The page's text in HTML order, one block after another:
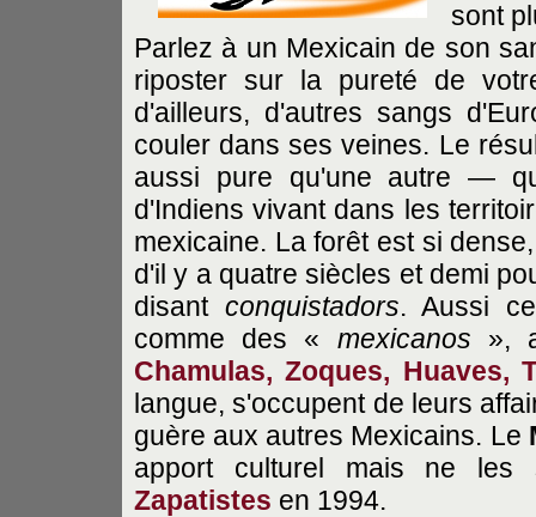
sont
Parlez à un Mexicain de son
riposter sur la pureté de
d'ailleurs, d'autres sangs
couler dans ses veines. Le
aussi pure qu'une autre —
d'Indiens vivant dans les
mexicaine. La forêt est si
d'il y a quatre siècles et demi
disant conquistadors. Aussi
comme des « mexicanos »,
Chamulas, Zoques, Huaves,
langue, s'occupent de leurs
guère aux autres Mexicains. Le
apport culturel mais ne
Zapatistes en 1994.